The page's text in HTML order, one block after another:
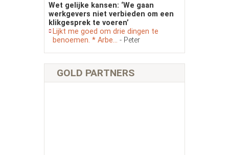
Wet gelijke kansen: ‘We gaan
werkgevers niet verbieden om een
klikgesprek te voeren’
Lijkt me goed om drie dingen te
benoemen. * Arbe... - Peter
GOLD PARTNERS